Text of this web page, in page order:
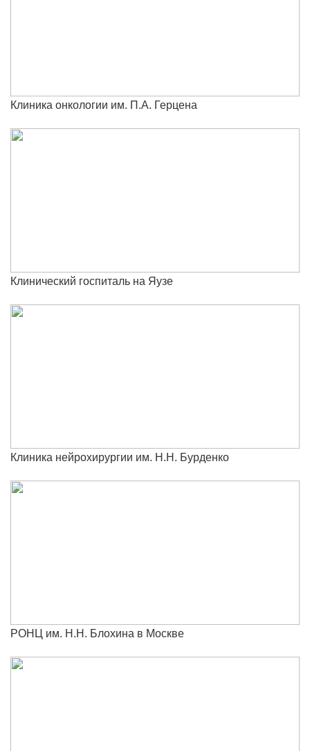
Клиника онкологии им. П.А. Герцена
Клинический госпиталь на Яузе
Клиника нейрохирургии им. Н.Н. Бурденко
РОНЦ им. Н.Н. Блохина в Москве